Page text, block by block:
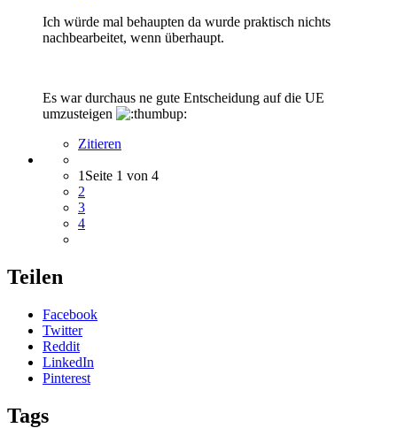
Ich würde mal behaupten da wurde praktisch nichts
nachbearbeitet, wenn überhaupt.
Es war durchaus ne gute Entscheidung auf die UE
umzusteigen
Zitieren
1 Seite 1 von 4
2
3
4
Teilen
Facebook
Twitter
Reddit
LinkedIn
Pinterest
Tags